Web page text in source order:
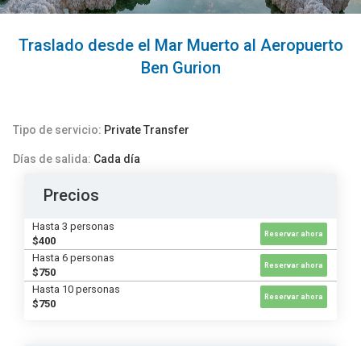
Traslado desde el Mar Muerto al Aeropuerto
Ben Gurion
Tipo de servicio: Private Transfer
Días de salida: Cada día
Precios
Hasta 3 personas
$400
Reservar ahora
Hasta 6 personas
$750
Reservar ahora
Hasta 10 personas
$750
Reservar ahora